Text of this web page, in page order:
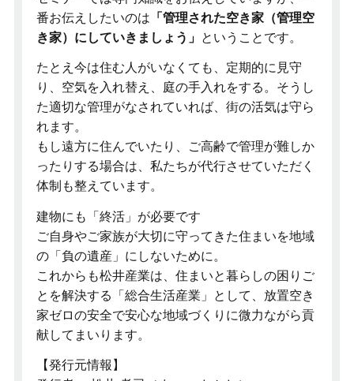
番お伝えしたいのは 「管理された空き家（管理空
き家）にしていきましょう」 ということです。
たとえ今は住む人がいなくても、定期的に見守
り、空気を入れ替え、庭の手入れをする。そうし
た適切な管理がなされていれば、街の活気は守ら
れます。
もし遠方に住んでいたり、ご高齢で管理が難しか
ったりする場合は、私たちが代行させていただく
体制も整えています。
建物にも「終活」が必要です
ご自身やご家族が大切に守ってきた住まいを地域
の「負の遺産」にしないために。
これからも松井産業は、住まいと暮らしの困りご
とを解決する「総合生活産業」として、放置空き
家ゼロの安全で安心な地域づくりに微力ながら貢
献してまいります。
【発行元情報】